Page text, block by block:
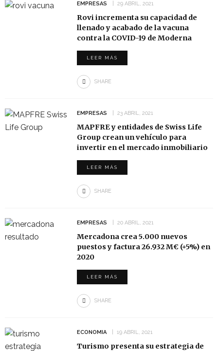
EMPRESAS 29 ABRIL, 2021
Rovi incrementa su capacidad de
llenado y acabado de la vacuna
contra la COVID-19 de Moderna
LEER MÁS
SHARE
EMPRESAS 23 ABRIL, 2021
MAPFRE y entidades de Swiss Life
Group crean un vehículo para
invertir en el mercado inmobiliario
LEER MÁS
SHARE
EMPRESAS 20 ABRIL, 2021
Mercadona crea 5.000 nuevos
puestos y factura 26.932 M€ (+5%) en
2020
LEER MÁS
SHARE
ECONOMIA 19 ABRIL, 2021
Turismo presenta su estrategia de